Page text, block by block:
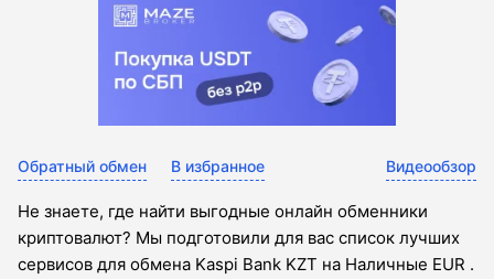
Обратный обмен В избранное Видеообзор
Не знаете, где найти выгодные онлайн обменники
криптовалют? Мы подготовили для вас список лучших
сервисов для обмена Kaspi Bank KZT на Наличные EUR .